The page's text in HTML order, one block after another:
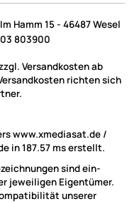
finden Sie hier. Wir
Im
Anlagengr��e
sein soll, empfehlen wir
geben wir
Fuba-Sets
Sie gerne und stellen
Hamm 15 - 46487 Wesel
803900
Versandkosten ab
richten sich
www.xmediasat.de /
in 187.57 ms erstellt.
sind ein-
jeweiligen Eigentümer.
unserer